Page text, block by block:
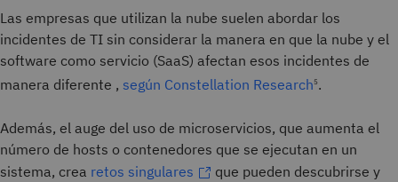
Las empresas que utilizan la nube suelen abordar los
incidentes de TI sin considerar la manera en que la nube y el
software como servicio (SaaS) afectan esos incidentes de
manera diferente , según Constellation Research 5 .
Además, el auge del uso de microservicios, que aumenta el
número de hosts o contenedores que se ejecutan en un
sistema, crea retos singulares
que pueden descubrirse y